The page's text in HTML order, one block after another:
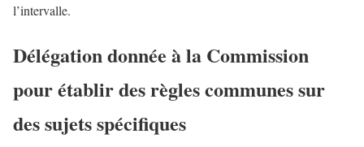
l’intervalle.
Délégation donnée à la Commission
pour établir des règles communes sur
des sujets spécifiques